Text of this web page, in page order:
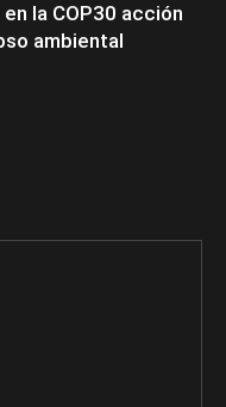
la COP30 acción
ambiental